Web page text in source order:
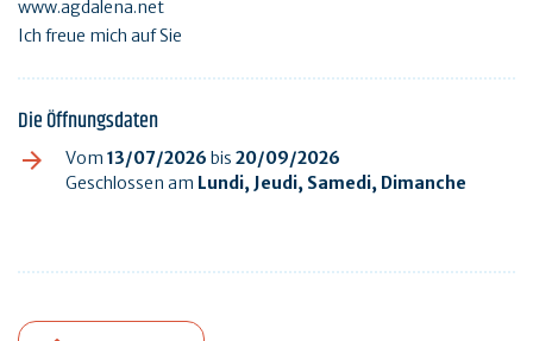
www.agdalena.net
Ich freue mich auf Sie
Die Öffnungsdaten
Vom 13/07/2026 bis 20/09/2026
Geschlossen am Lundi, Jeudi, Samedi, Dimanche